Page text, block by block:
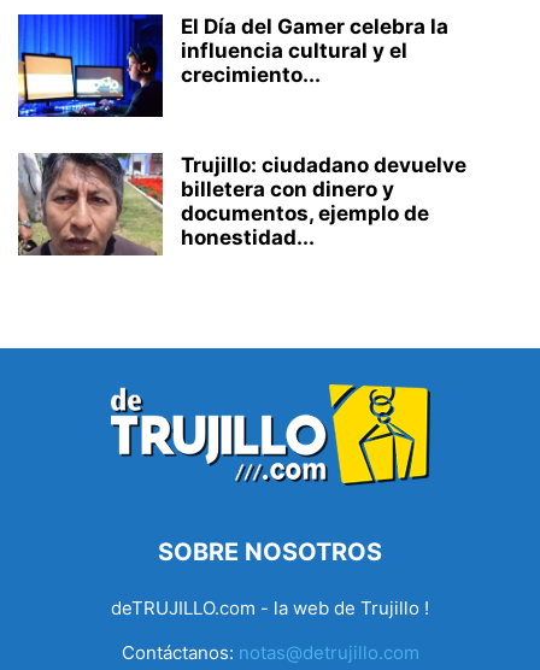
El Día del Gamer celebra la
influencia cultural y el
crecimiento...
Trujillo: ciudadano devuelve
billetera con dinero y
documentos, ejemplo de
honestidad...
SOBRE NOSOTROS
deTRUJILLO.com - la web de Trujillo !
Contáctanos: notas@detrujillo.com